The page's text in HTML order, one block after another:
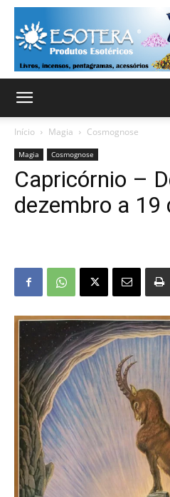
Início Magia Cosmognose
Magia Cosmognose
Capricórnio –
dezembro a 19